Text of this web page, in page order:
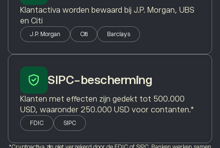
Klantactiva worden bewaard bij J.P. Morgan, UBS
en Citi
J.P. Morgan Citi Barclays
SIPC-bescherming
Klanten met effecten zijn gedekt tot 500.000
USD, waaronder 250.000 USD voor contanten.*
FDIC SIPC